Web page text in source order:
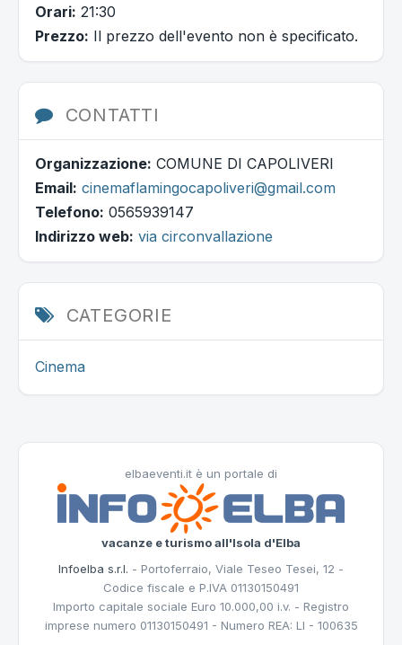
Orari: 21:30
Prezzo: Il prezzo dell'evento non è specificato.
CONTATTI
Organizzazione: COMUNE DI CAPOLIVERI
Email: cinemaflamingocapoliveri@gmail.com
Telefono: 0565939147
Indirizzo web: via circonvallazione
CATEGORIE
Cinema
elbaeventi.it è un portale di
vacanze e turismo all'Isola d'Elba
Infoelba s.r.l. - Portoferraio, Viale Teseo Tesei, 12 -
Codice fiscale e P.IVA 01130150491
Importo capitale sociale Euro 10.000,00 i.v. - Registro
imprese numero 01130150491 - Numero REA: LI - 100635